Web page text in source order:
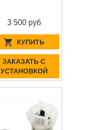
3 500 руб
КУПИТЬ
ЗАКАЗАТЬ С
УСТАНОВКОЙ